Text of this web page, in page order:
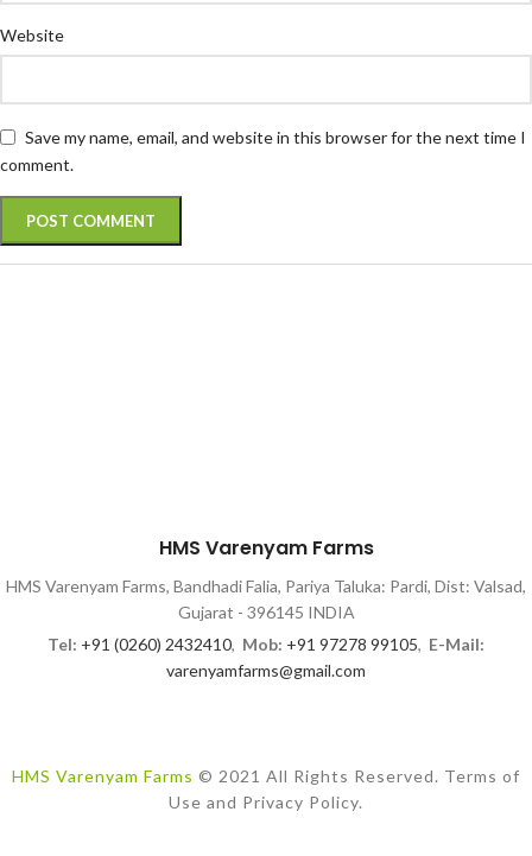
Website
Save my name, email, and website in this browser for the next time I
comment.
HMS Varenyam Farms
HMS Varenyam Farms, Bandhadi Falia, Pariya Taluka: Pardi, Dist: Valsad,
Gujarat - 396145 INDIA
Tel: +91 (0260) 2432410, Mob: +91 97278 99105, E-Mail:
varenyamfarms@gmail.com
HMS Varenyam Farms © 2021 All Rights Reserved. Terms of
Use and Privacy Policy.